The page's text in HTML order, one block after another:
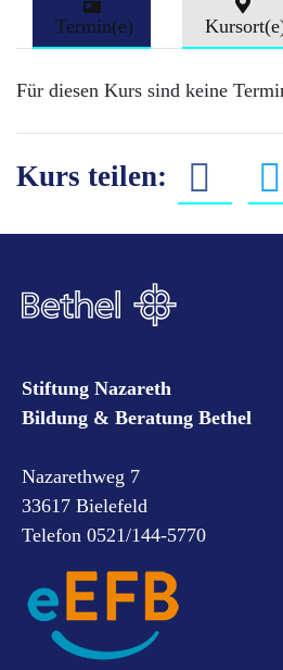
Termin(e)
Für diesen Kurs sind keine
Kurs teilen:
Stiftung Nazareth
Bildung & Beratung Bethel
Nazarethweg 7
33617 Bielefeld
Telefon 0521/144-5770